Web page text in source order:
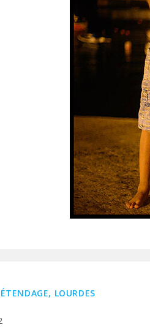
LOURDES